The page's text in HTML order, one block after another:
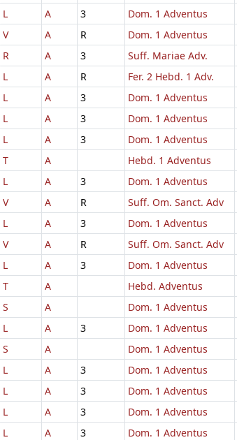
L A 3 Dom. 1 Adventus
V A R Dom. 1 Adventus
R A 3 Suff. Mariae Adv.
L A R Fer. 2 Hebd. 1 Adv.
L A 3 Dom. 1 Adventus
L A 3 Dom. 1 Adventus
L A 3 Dom. 1 Adventus
T A Hebd. 1 Adventus
L A 3 Dom. 1 Adventus
V A R Suff. Om. Sanct. Adv
L A 3 Dom. 1 Adventus
V A R Suff. Om. Sanct. Adv
L A 3 Dom. 1 Adventus
T A Hebd. Adventus
S A Dom. 1 Adventus
L A 3 Dom. 1 Adventus
S A Dom. 1 Adventus
L A 3 Dom. 1 Adventus
L A 3 Dom. 1 Adventus
L A 3 Dom. 1 Adventus
L A 3
Dom. 1 Adventus